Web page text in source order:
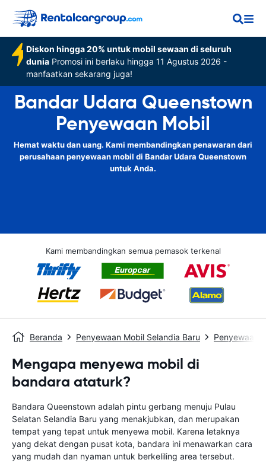
Diskon hingga 20% untuk mobil sewaan di seluruh
dunia Promosi ini berlaku hingga 11 Agustus 2026 -
manfaatkan sekarang juga!
Bandar Udara Queenstown
Penyewaan Mobil
Hemat waktu dan uang. Kami membandingkan penawaran dari
perusahaan penyewaan mobil di Bandar Udara Queenstown
untuk Anda.
Kami membandingkan semua pemasok terkenal
Beranda Penyewaan Mobil Selandia Baru Penyewaan
Mengapa menyewa mobil di
bandara ataturk?
Bandara Queenstown adalah pintu gerbang menuju Pulau
Selatan Selandia Baru yang menakjubkan, dan merupakan
tempat yang tepat untuk menyewa mobil. Karena letaknya
yang dekat dengan pusat kota, bandara ini menawarkan cara
yang mudah dan nyaman untuk berkeliling area tersebut.